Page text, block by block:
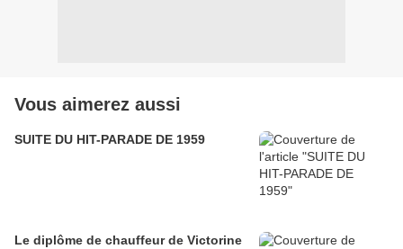
Vous aimerez aussi
SUITE DU HIT-PARADE DE 1959
Le diplôme de chauffeur de Victorine